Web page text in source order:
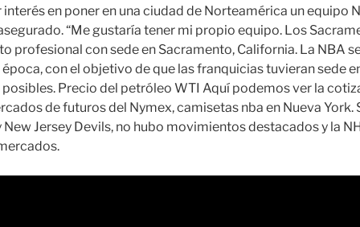
en poner en una ciudad de Norteamérica un equipo
“Me gustaría tener mi propio equipo. Los
profesional con sede en Sacramento, California. La NBA
con el objetivo de que las franquicias tuvieran sede
Precio del petróleo WTI Aquí podemos ver la
de futuros del Nymex, camisetas nba en Nueva York.
New Jersey Devils, no hubo movimientos destacados y la